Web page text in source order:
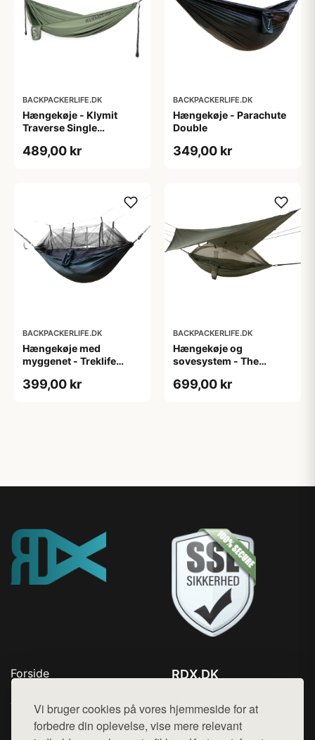
Vi bruger cookies på vores hjemmeside for at
forbedre din oplevelse, vise mere relevant
BACKPACKERLIFE.DK
Hængekøje - Klymit
Traverse Single
489,00 kr
BACKPACKERLIFE.DK
Hængekøje - Parachute
Double
349,00 kr
BACKPACKERLIFE.DK
Hængekøje med
myggenet - Treklife
399,00 kr
BACKPACKERLIFE.DK
Hængekøje og
sovesystem - The
myggenet
699,00 kr
Forside
Top Rabatter
Blog
RDX.DK
Mail: hej@want.dk